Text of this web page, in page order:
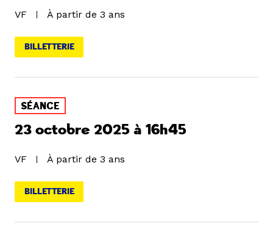
VF À partir de 3 ans
BILLETTERIE
SÉANCE
23 octobre 2025 à 16h45
VF À partir de 3 ans
BILLETTERIE